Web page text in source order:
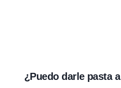
¿Puedo darle pasta